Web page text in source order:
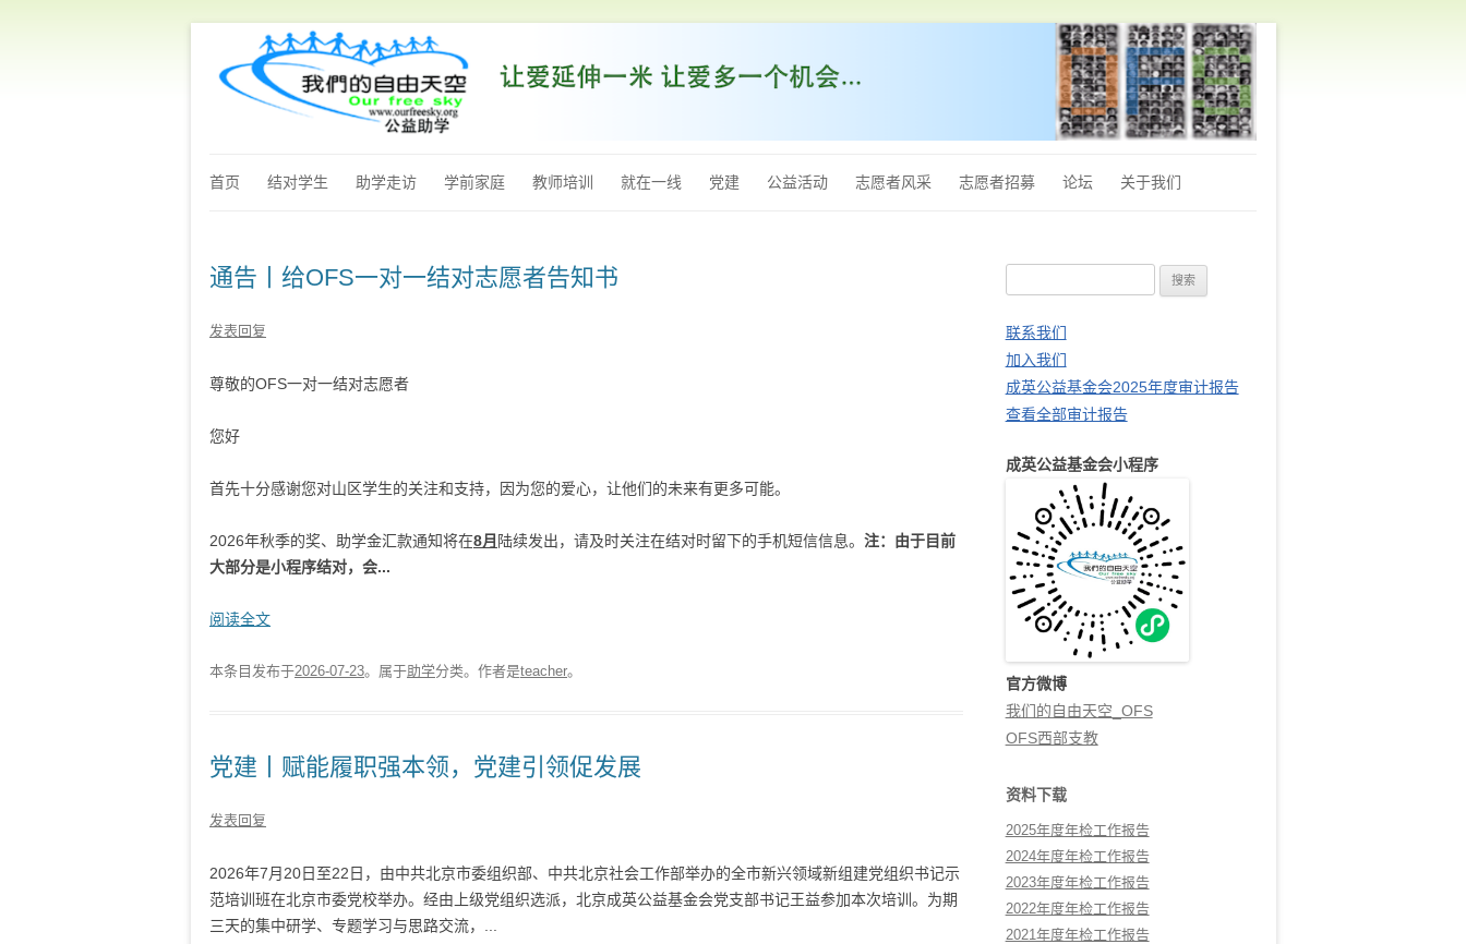
至
内
首页 结对学生 助学走访 学前家庭 教师培训 就在一线 党建 公益活动 志愿者风采 志愿者招募 论坛 关于我们
通告丨给OFS一对一结对志愿者告知书
发表回复
尊敬的OFS一对一结对志愿者
您好
首先十分感谢您对山区学生的关注和支持，因为您的爱心，让他们的未来有更多可能。
2026年秋季的奖、助学金汇款通知将在8月 陆续发出，请及时关注在结对时留下的手机短信信息。 注：由于目前
大部分是小程序结对，会...
阅读全文
本条目发布于2026-07-23。属于助学分类。 作者是teacher。
党建丨赋能履职强本领，党建引领促发展
发表回复
2026年7月20日至22日，由中共北京市委组织部、中共北京社会工作部举办的全市新兴领域新组建党组织书记示
范培训班在北京市委党校举办。经由上级党组织选派，北京成英公益基金会党支部书记王益参加本次培训。为期
三天的集中研学、专题学习与思路交流，...
：
联系我们
加入我们
成英公益基金会2025年度审计报告
查看全部审计报告
成英公益基金会小程序
官方微博
我们的自由天空_OFS
OFS西部支教
资料下载
2025年度年检工作报告
2024年度年检工作报告
2023年度年检工作报告
2022年度年检工作报告
2021年度年检工作报告